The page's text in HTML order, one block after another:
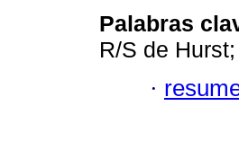
Palabras
R/S de
·